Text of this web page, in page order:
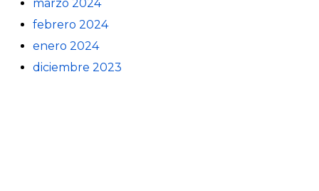
marzo 2024
febrero 2024
enero 2024
diciembre 2023